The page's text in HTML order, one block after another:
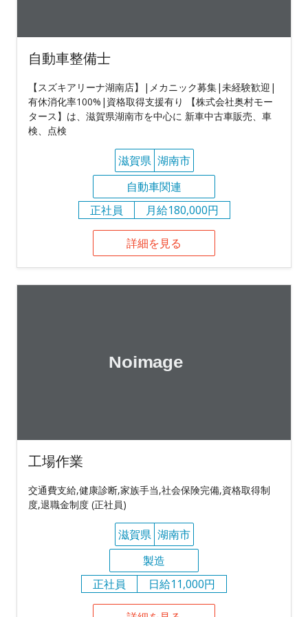
自動車整備士
【スズキアリーナ湖南店】|メカニック募集|未経験歓迎|
有休消化率100%|資格取得支援有り 【株式会社奥村モー
タース】は、滋賀県湖南市を中心に 新車中古車販売、車
検、点検
滋賀県 湖南市
自動車関連
正社員
月給180,000円
詳細を見る
工場作業
交通費支給,健康診断,家族手当,社会保険完備,資格取得制
度,退職金制度 (正社員)
滋賀県 湖南市
製造
正社員
日給11,000円